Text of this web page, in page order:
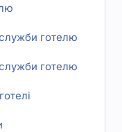
служби готелю
готелю